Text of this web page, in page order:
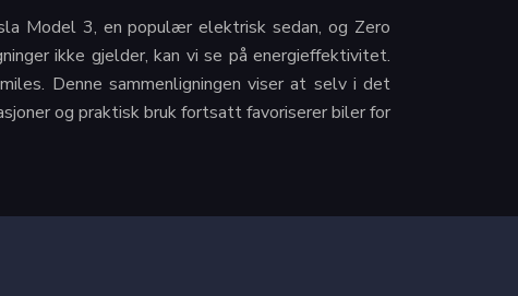
Model 3, en populær elektrisk sedan, og Zero
ikke gjelder, kan vi se på energieffektivitet.
Denne sammenligningen viser at selv i det
og praktisk bruk fortsatt favoriserer biler for